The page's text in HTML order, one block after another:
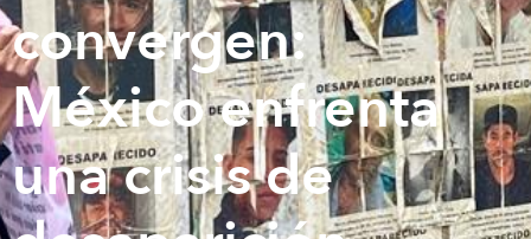
convergen:
México enfrenta
una crisis de